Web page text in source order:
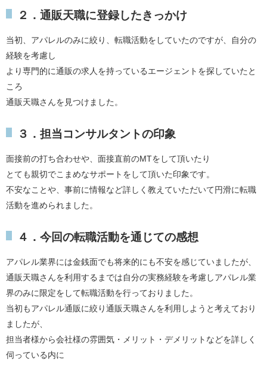
２．通販天職に登録したきっかけ
当初、アパレルのみに絞り、転職活動をしていたのですが、自分の
経験を考慮し
より専門的に通販の求人を持っているエージェントを探していたと
ころ
通販天職さんを見つけました。
３．担当コンサルタントの印象
面接前の打ち合わせや、面接直前のMTをして頂いたり
とても親切でこまめなサポートをして頂いた印象です。
不安なことや、事前に情報など詳しく教えていただいて円滑に転職
活動を進められました。
４．今回の転職活動を通じての感想
アパレル業界には金銭面でも将来的にも不安を感じていましたが、
通販天職さんを利用するまでは自分の実務経験を考慮しアパレル業
界のみに限定をして転職活動を行っておりました。
当初もアパレル通販に絞り通販天職さんを利用しようと考えており
ましたが、
担当者様から会社様の雰囲気・メリット・デメリットなどを詳しく
伺っている内に